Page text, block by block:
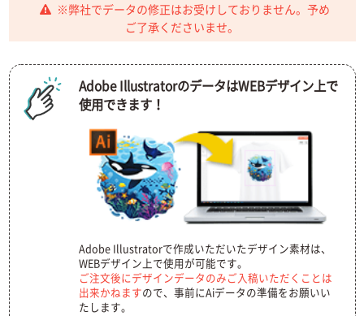
※弊社でデータの修正はお受けしておりません。予め
ご了承くださいませ。
Adobe IllustratorのデータはWEBデザイン上で
使用できます！
Adobe Illustratorで作成いただいたデザイン素材は、
WEBデザイン上で使用が可能です。
ご注文後にデザインデータのみご入稿いただくことは
出来かねますので、事前にAiデータの準備をお願いい
たします。